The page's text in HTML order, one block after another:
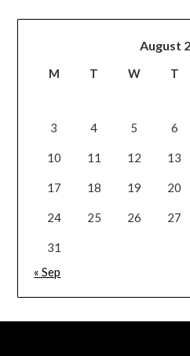
August
M T W T
3 4 5 6
10 11 12 13
17 18 19 20
24 25 26 27
31
« Sep